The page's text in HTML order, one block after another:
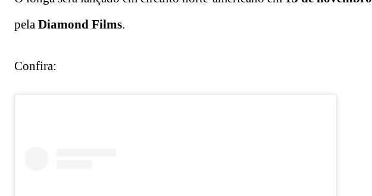
pela Diamond Films.
Confira: